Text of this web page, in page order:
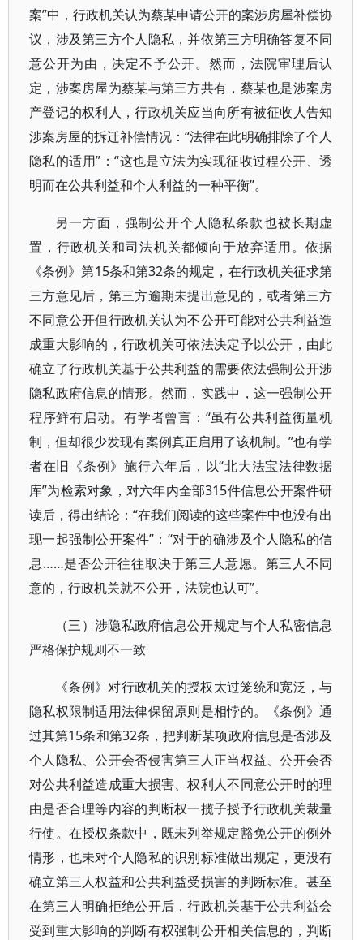
案”中，行政机关认为蔡某申请公开的案涉房屋补偿协
议，涉及第三方个人隐私，并依第三方明确答复不同
意公开为由，决定不予公开。然而，法院审理后认
定，涉案房屋为蔡某与第三方共有，蔡某也是涉案房
产登记的权利人，行政机关应当向所有被征收人告知
涉案房屋的拆迁补偿情况：“法律在此明确排除了个人
隐私的适用”：“这也是立法为实现征收过程公开、透
明而在公共利益和个人利益的一种平衡”。
另一方面，强制公开个人隐私条款也被长期虚
置，行政机关和司法机关都倾向于放弃适用。依据
《条例》第15条和第32条的规定，在行政机关征求第
三方意见后，第三方逾期未提出意见的，或者第三方
不同意公开但行政机关认为不公开可能对公共利益造
成重大影响的，行政机关可依法决定予以公开，由此
确立了行政机关基于公共利益的需要依法强制公开涉
隐私政府信息的情形。然而，实践中，这一强制公开
程序鲜有启动。有学者曾言：“虽有公共利益衡量机
制，但却很少发现有案例真正启用了该机制。”也有学
者在旧《条例》施行六年后，以“北大法宝法律数据
库”为检索对象，对六年内全部315件信息公开案件研
读后，得出结论：“在我们阅读的这些案件中也没有出
现一起强制公开案件”：“对于的确涉及个人隐私的信
息……是否公开往往取决于第三人意愿。第三人不同
意的，行政机关就不公开，法院也认可”。
（三）涉隐私政府信息公开规定与个人私密信息
严格保护规则不一致
《条例》对行政机关的授权太过笼统和宽泛，与
隐私权限制适用法律保留原则是相悖的。《条例》通
过其第15条和第32条，把判断某项政府信息是否涉及
个人隐私、公开会否侵害第三人正当权益、公开会否
对公共利益造成重大损害、权利人不同意公开时的理
由是否合理等内容的判断权一揽子授予行政机关裁量
行使。在授权条款中，既未列举规定豁免公开的例外
情形，也未对个人隐私的识别标准做出规定，更没有
确立第三人权益和公共利益受损害的判断标准。甚至
在第三人明确拒绝公开后，行政机关基于公共利益会
受到重大影响的判断有权强制公开相关信息的，判断